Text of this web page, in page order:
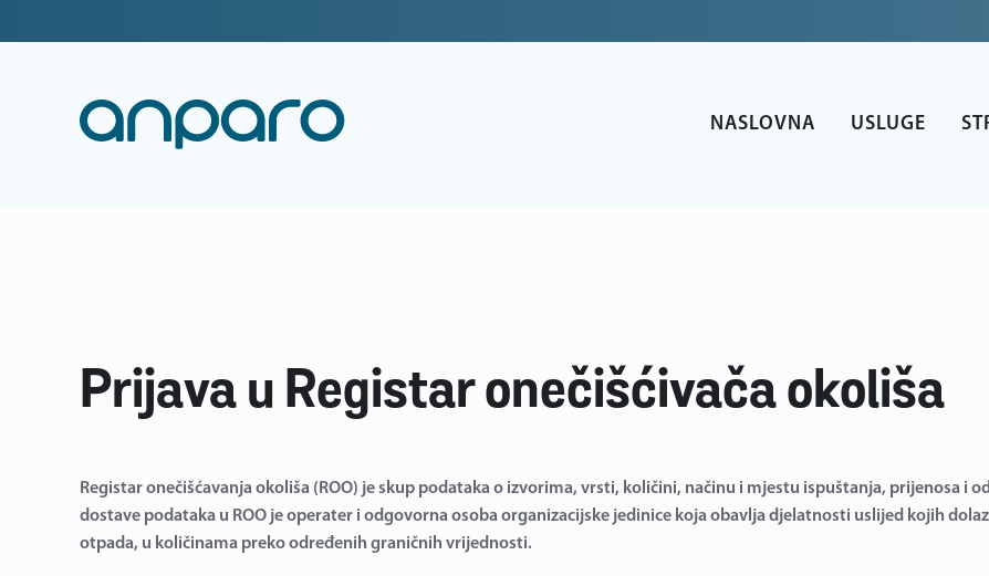
NASLOVNA USLUGE
Prijava u Registar onečišćivača okoliša
Registar onečišćavanja okoliša (ROO) je skup podataka o izvorima, vrsti, količini, načinu i mjestu ispuštanja, prijenosa i
dostave podataka u ROO je operater i odgovorna osoba organizacijske jedinice koja obavlja djelatnosti uslijed kojih
otpada, u količinama preko određenih graničnih vrijednosti.